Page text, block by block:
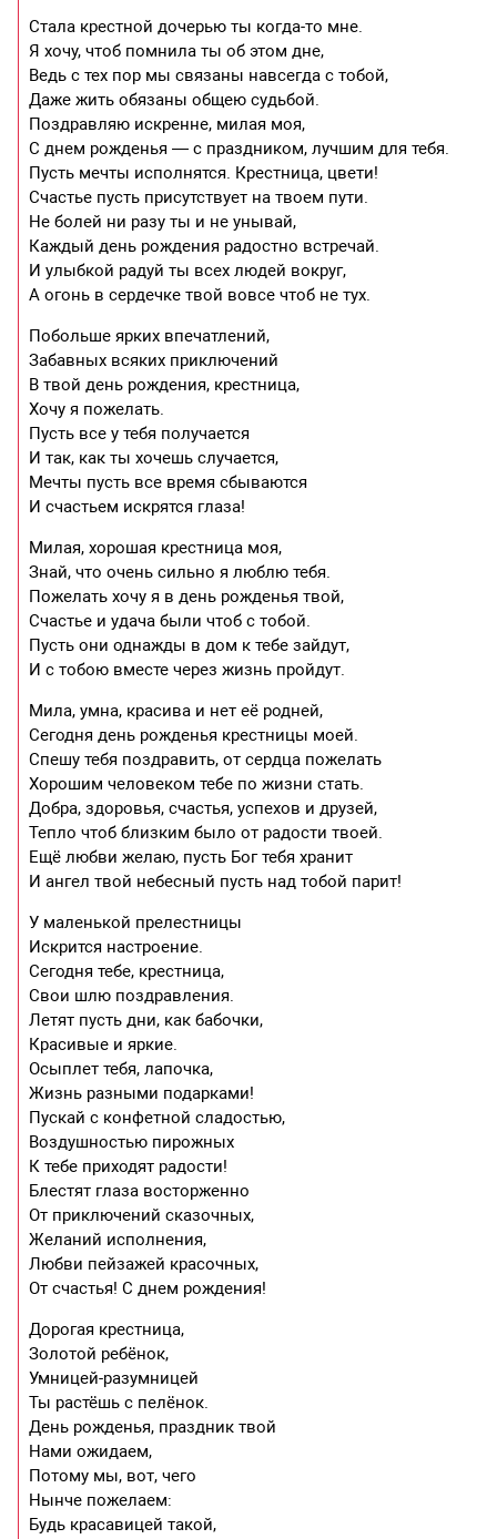
Стала крестной дочерью ты когда-то мне.
Я хочу, чтоб помнила ты об этом дне,
Ведь с тех пор мы связаны навсегда с тобой,
Даже жить обязаны общею судьбой.
Поздравляю искренне, милая моя,
С днем рожденья — с праздником, лучшим для тебя.
Пусть мечты исполнятся. Крестница, цвети!
Счастье пусть присутствует на твоем пути.
Не болей ни разу ты и не унывай,
Каждый день рождения радостно встречай.
И улыбкой радуй ты всех людей вокруг,
А огонь в сердечке твой вовсе чтоб не тух.
Побольше ярких впечатлений,
Забавных всяких приключений
В твой день рождения, крестница,
Хочу я пожелать.
Пусть все у тебя получается
И так, как ты хочешь случается,
Мечты пусть все время сбываются
И счастьем искрятся глаза!
Милая, хорошая крестница моя,
Знай, что очень сильно я люблю тебя.
Пожелать хочу я в день рожденья твой,
Счастье и удача были чтоб с тобой.
Пусть они однажды в дом к тебе зайдут,
И с тобою вместе через жизнь пройдут.
Мила, умна, красива и нет её родней,
Сегодня день рожденья крестницы моей.
Спешу тебя поздравить, от сердца пожелать
Хорошим человеком тебе по жизни стать.
Добра, здоровья, счастья, успехов и друзей,
Тепло чтоб близким было от радости твоей.
Ещё любви желаю, пусть Бог тебя хранит
И ангел твой небесный пусть над тобой парит!
У маленькой прелестницы
Искрится настроение.
Сегодня тебе, крестница,
Свои шлю поздравления.
Летят пусть дни, как бабочки,
Красивые и яркие.
Осыплет тебя, лапочка,
Жизнь разными подарками!
Пускай с конфетной сладостью,
Воздушностью пирожных
К тебе приходят радости!
Блестят глаза восторженно
От приключений сказочных,
Желаний исполнения,
Любви пейзажей красочных,
От счастья! С днем рождения!
Дорогая крестница,
Золотой ребёнок,
Умницей-разумницей
Ты растёшь с пелёнок.
День рожденья, праздник твой
Нами ожидаем,
Потому мы, вот, чего
Нынче пожелаем:
Будь красавицей такой,